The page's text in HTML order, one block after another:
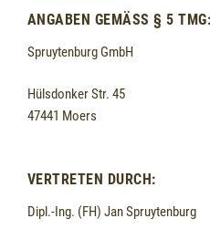
ANGABEN GEMÄSS § 5 TMG:
Spruytenburg GmbH
Hülsdonker Str. 45
47441 Moers
VERTRETEN DURCH:
Dipl.-Ing. (FH) Jan Spruytenburg